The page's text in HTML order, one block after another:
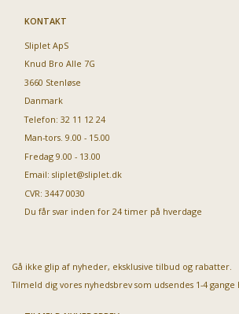
KONTAKT
Sliplet ApS
Knud Bro Alle 7G
3660 Stenløse
Danmark
Telefon: 32 11 12 24
Man-tors. 9.00 - 15.00
Fredag 9.00 - 13.00
Email: sliplet@sliplet.dk
CVR: 3447 0030
Du får svar inden for 24 timer på hverdage
Gå ikke glip af nyheder, eksklusive tilbud og rabatter.
Tilmeld dig vores nyhedsbrev som udsendes 1-4